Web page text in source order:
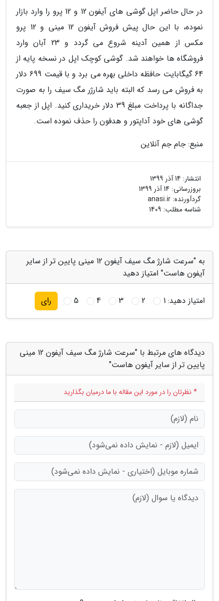
در حال حاضر اپل گوشی های آیفون 12 و 12 پرو را وارد بازار
نموده، با این حال پیش فروش آیفون 12 مینی و 12 پرو
مکس از همین آدینه شروع می گردد و 23 آبان وارد
فروشگاه ها خواهند شد. گوشی کوچک اپل در نسخه پایه از
64 گیگابایت حافظه داخلی بهره می برد و با قیمت 699 دلار
به فروش می رسد که البته باید شارژر مگ سیف را به صورت
جداگانه با پرداخت مبلغ 39 دلار خریداری کنید. اپل از جعبه
گوشی های خود آداپتور و هدفون را حذف نموده است.
منبع: جام جم آنلاین
انتشار: 14 آذر 1399
بروزرسانی: 14 آذر 1399
گردآورنده: anasi.ir
شناسه مطلب: 1409
به "سرعت شارژ مگ سیف آیفون 12 مینی پایین تر از سایر
آیفون هاست" امتیاز دهید
امتیاز دهید:1
2
3
4
5 رای
دیدگاه های مرتبط با "سرعت شارژ مگ سیف آیفون 12 مینی
پایین تر از سایر آیفون هاست"
* نظرتان را در مورد این مقاله با ما درمیان بگذارید